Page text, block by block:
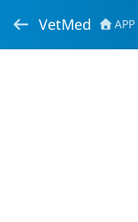
VetMed APP